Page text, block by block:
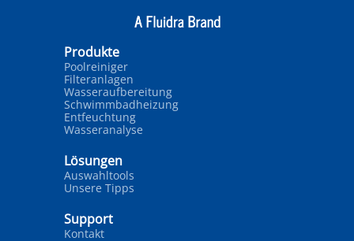
Produkte
Poolreiniger
Filteranlagen
Wasseraufbereitung
Schwimmbadheizung
Entfeuchtung
Wasseranalyse
Lösungen
Auswahltools
Unsere Tipps
Support
Kontakt